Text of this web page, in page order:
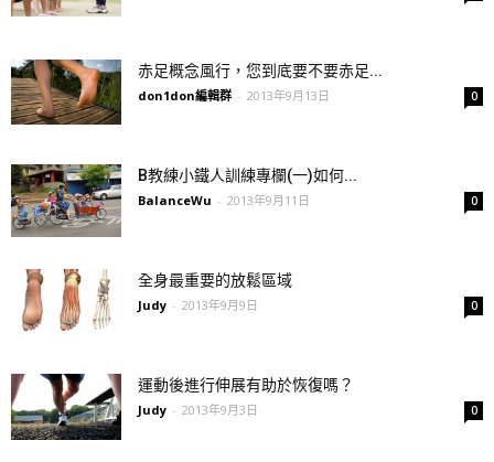
赤足概念風行，您到底要不要赤足...
don1don編輯群 - 2013年9月13日 0
B教練小鐵人訓練專欄(一)如何...
BalanceWu - 2013年9月11日 0
全身最重要的放鬆區域
Judy - 2013年9月9日 0
運動後進行伸展有助於恢復嗎？
Judy - 2013年9月3日 0